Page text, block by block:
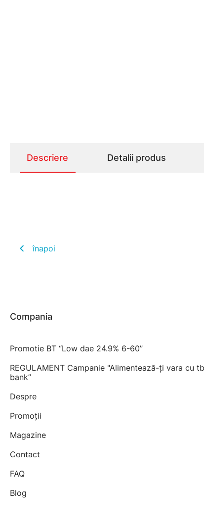
Descriere Detalii produs
înapoi
Compania
Promotie BT “Low dae 24.9% 6-60”
REGULAMENT Campanie "Alimentează-ți vara cu
bank”
Despre
Promoții
Magazine
Contact
FAQ
Blog